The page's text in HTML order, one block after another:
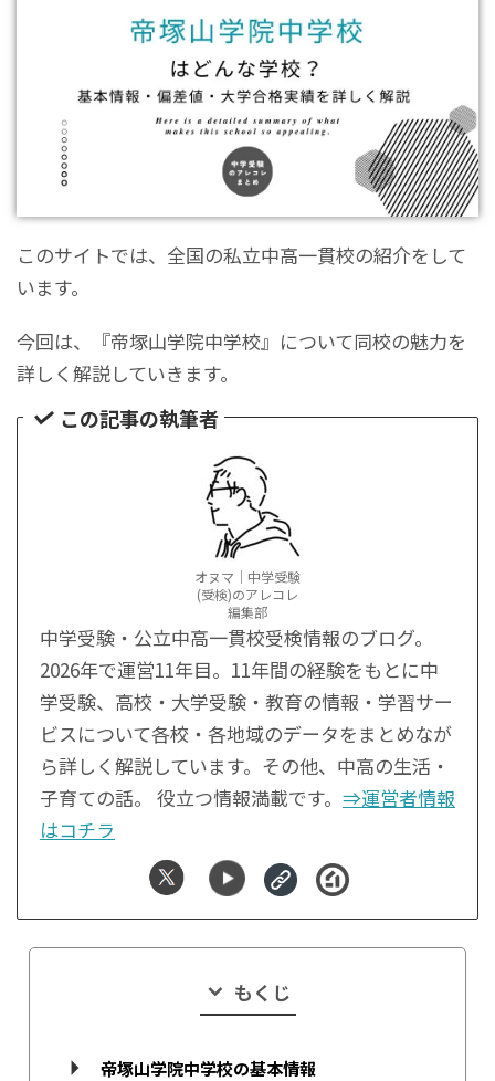
このサイトでは、全国の私立中高一貫校の紹介をして
います。
今回は、『帝塚山学院中学校』について同校の魅力を
詳しく解説していきます。
この記事の執筆者
オヌマ｜中学受験
(受検)のアレコレ
編集部
中学受験・公立中高一貫校受検情報のブログ。
2026年で運営11年目。11年間の経験をもとに中
学受験、高校・大学受験・教育の情報・学習サー
ビスについて各校・各地域のデータをまとめなが
ら詳しく解説しています。その他、中高の生活・
子育ての話。 役立つ情報満載です。 ⇒運営者情報
はコチラ
もくじ
帝塚山学院中学校の基本情報